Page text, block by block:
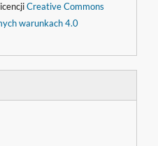
Creative Commons
warunkach 4.0